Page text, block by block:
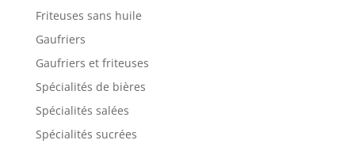
Friteuses sans huile
Gaufriers
Gaufriers et friteuses
Spécialités de bières
Spécialités salées
Spécialités sucrées